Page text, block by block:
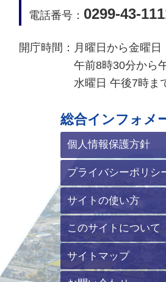
電話番号： 0299-43-
開庁時間： 月曜日から金曜日
午前8時30分から
水曜日 午後7時ま
総合インフォメ
個人情報保護方針
プライバシーポリシ
サイトの使い方
このサイトについて
サイトマップ